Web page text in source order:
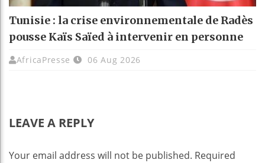
Tunisie : la crise environnementale de Radès
pousse Kaïs Saïed à intervenir en personne
AfricaPresse 06 Aug 2026
LEAVE A REPLY
Your email address will not be published. Required